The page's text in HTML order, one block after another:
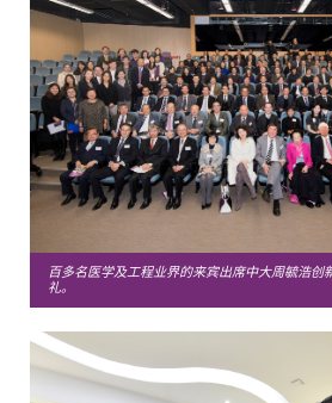
百多名医学及工程业界的来宾出席中大周毓浩创
礼。